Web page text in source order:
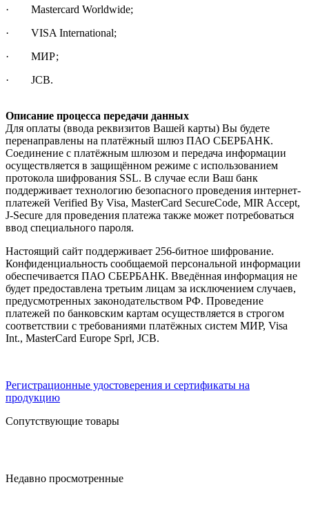
· Mastercard Worldwide;
· VISA International;
· МИР;
· JCB.
Описание процесса передачи данных
Для оплаты (ввода реквизитов Вашей карты) Вы будете
перенаправлены на платёжный шлюз ПАО СБЕРБАНК.
Соединение с платёжным шлюзом и передача информации
осуществляется в защищённом режиме с использованием
протокола шифрования SSL. В случае если Ваш банк
поддерживает технологию безопасного проведения интернет-
платежей Verified By Visa, MasterCard SecureCode, MIR Accept,
J-Secure для проведения платежа также может потребоваться
ввод специального пароля.
Настоящий сайт поддерживает 256-битное шифрование.
Конфиденциальность сообщаемой персональной информации
обеспечивается ПАО СБЕРБАНК. Введённая информация не
будет предоставлена третьим лицам за исключением случаев,
предусмотренных законодательством РФ. Проведение
платежей по банковским картам осуществляется в строгом
соответствии с требованиями платёжных систем МИР, Visa
Int., MasterCard Europe Sprl, JCB.
Регистрационные удостоверения и сертификаты на
продукцию
Сопутствующие товары
Недавно просмотренные